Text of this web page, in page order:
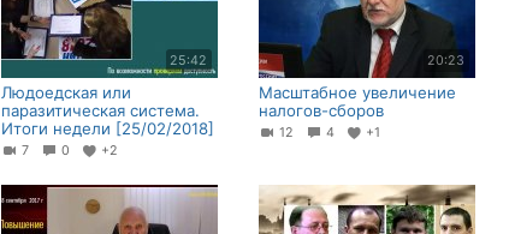
25:42
Людоедская или
паразитическая система.
Итоги недели [25/02/2018]
7 0 +2
20:23
Масштабное увеличение
налогов-сборов
12 4 +1